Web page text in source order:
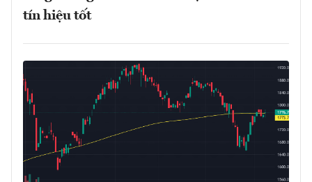
tín hiệu tốt